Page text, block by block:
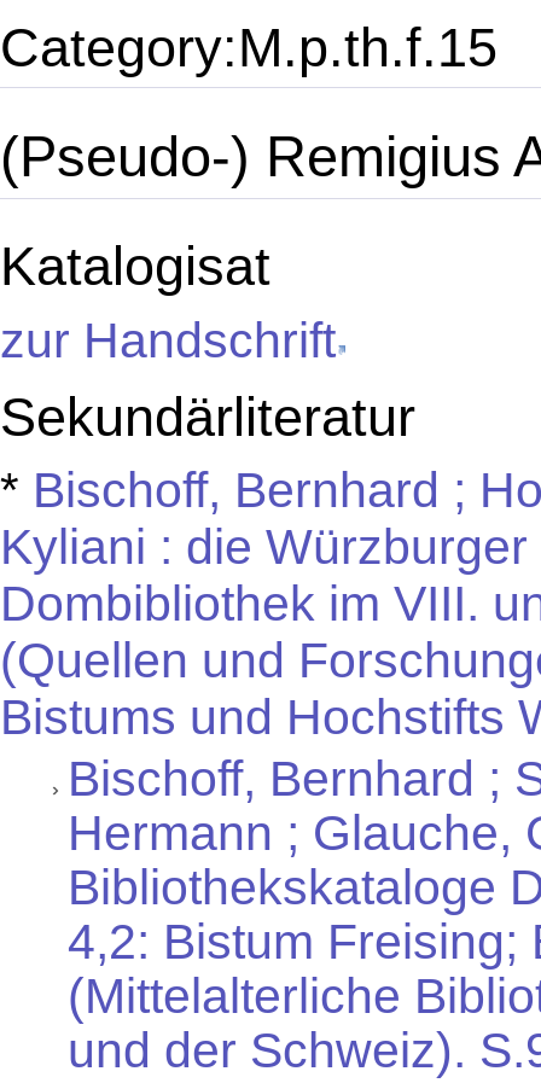
Category:M.p.th.f.15
(Pseudo-) Remigius
Katalogisat
zur Handschrift
Sekundärliteratur
* Bischoff, Bernhard ;
Kyliani : die
Dombibliothek im VIII.
(Quellen und
Bistums und Hochstifts
Bischoff, Bernhard ;
Hermann ; Glauche,
Bibliothekskataloge
4,2: Bistum Freising;
(Mittelalterliche
und der Schweiz).